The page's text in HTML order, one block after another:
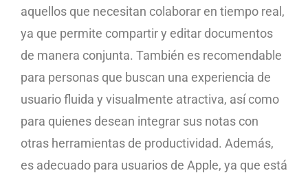
aquellos que necesitan colaborar en tiempo real,
ya que permite compartir y editar documentos
de manera conjunta. También es recomendable
para personas que buscan una experiencia de
usuario fluida y visualmente atractiva, así como
para quienes desean integrar sus notas con
otras herramientas de productividad. Además,
es adecuado para usuarios de Apple, ya que está